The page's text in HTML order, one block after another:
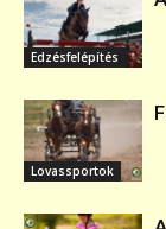
Edzésfelépítés
Lovassportok